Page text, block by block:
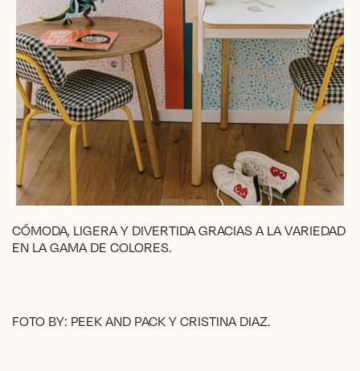
CÓMODA, LIGERA Y DIVERTIDA GRACIAS A LA VARIEDAD
EN LA GAMA DE COLORES.
FOTO BY: PEEK AND PACK Y CRISTINA DIAZ.